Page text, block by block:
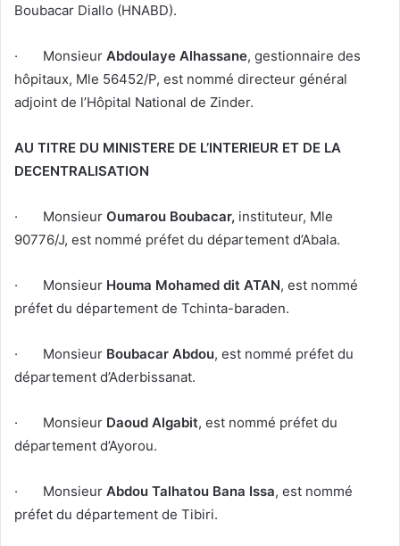
Boubacar Diallo (HNABD).
· Monsieur Abdoulaye Alhassane, gestionnaire des
hôpitaux, Mle 56452/P, est nommé directeur général
adjoint de l’Hôpital National de Zinder.
AU TITRE DU MINISTERE DE L’INTERIEUR ET DE LA
DECENTRALISATION
· Monsieur Oumarou Boubacar, instituteur, Mle
90776/J, est nommé préfet du département d’Abala.
· Monsieur Houma Mohamed dit ATAN, est nommé
préfet du département de Tchinta-baraden.
· Monsieur Boubacar Abdou, est nommé préfet du
département d’Aderbissanat.
· Monsieur Daoud Algabit, est nommé préfet du
département d’Ayorou.
· Monsieur Abdou Talhatou Bana Issa, est nommé
préfet du département de Tibiri.